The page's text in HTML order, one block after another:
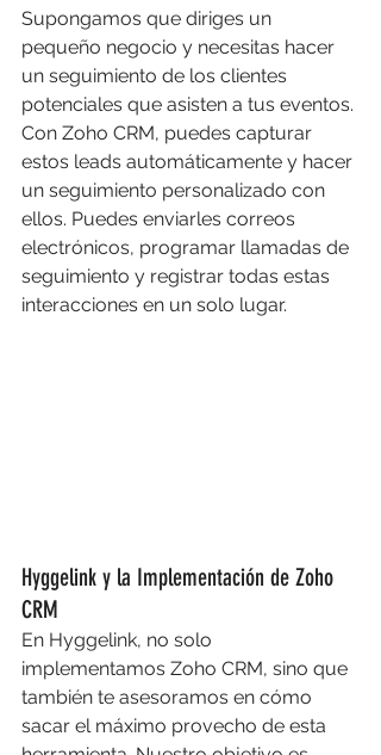
Supongamos que diriges un
pequeño negocio y necesitas hacer
un seguimiento de los clientes
potenciales que asisten a tus eventos.
Con Zoho CRM, puedes capturar
estos leads automáticamente y hacer
un seguimiento personalizado con
ellos. Puedes enviarles correos
electrónicos, programar llamadas de
seguimiento y registrar todas estas
interacciones en un solo lugar.
Hyggelink y la Implementación de Zoho
CRM
En Hyggelink, no solo
implementamos Zoho CRM, sino que
también te asesoramos en cómo
sacar el máximo provecho de esta